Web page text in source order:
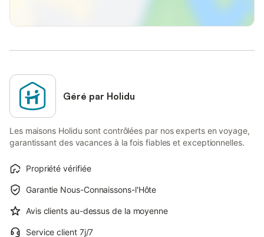
Géré par Holidu
Les maisons Holidu sont contrôlées par nos experts en voyage,
garantissant des vacances à la fois fiables et exceptionnelles.
Propriété vérifiée
Garantie Nous-Connaissons-l'Hôte
Avis clients au-dessus de la moyenne
Service client 7j/7